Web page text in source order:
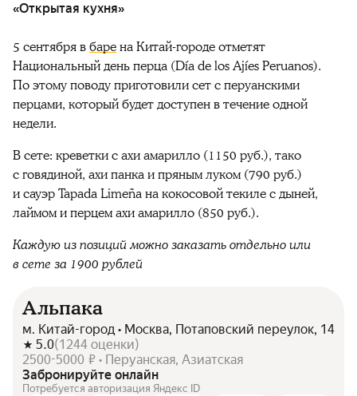
«Открытая кухня»
5 сентября вбарена Китай-городе отметят
Национальный день перца (Día de los AjíesPeruanos).
По этому поводу приготовили сет с перуанскими
перцами, который будет доступен в течение одной
недели.
В сете: креветки с ахи амарилло (1150 руб.), тако
с говядиной, ахи панка и пряным луком (790 руб.)
и сауэр Tapada Limeña на кокосовой текиле с дыней,
лаймом и перцем ахи амарилло (850 руб.).
Каждую из позиций можно заказать отдельно или
в сете за 1900 рублей
Альпака
м. Китай-город • Москва, Потаповский переулок, 14
5.0(1244 оценки)
2500-5000 ₽ • Перуанская, Азиатская
Забронируйте онлайн
Потребуется авторизация Яндекс ID